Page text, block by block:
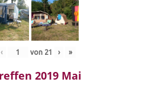
‹ von 21 › »
2019 Mai